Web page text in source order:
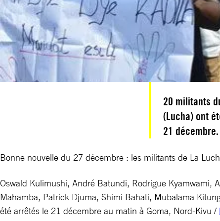
20 militants
(Lucha) ont
21 décembre.
Bonne nouvelle du 27 décembre : les militants de La
Oswald Kulimushi, André Batundi, Rodrigue Kyamwami,
Mahamba, Patrick Djuma, Shimi Bahati, Mubalama
été arrêtés le 21 décembre au matin à Goma, Nord-Kivu /